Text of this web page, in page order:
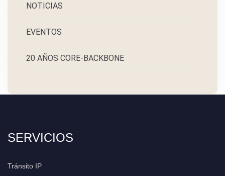
20 AÑOS CORE-BACKBONE
EVENTOS
NOTICIAS
SERVICIOS
Tránsito IP